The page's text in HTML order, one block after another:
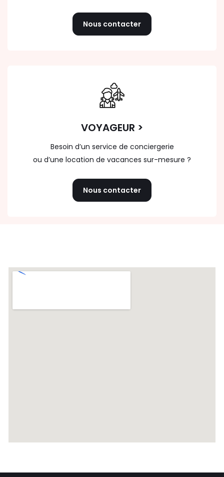
Nous contacter
VOYAGEUR >
Besoin d’un service de conciergerie
ou d’une location de vacances sur-mesure ?
Nous contacter